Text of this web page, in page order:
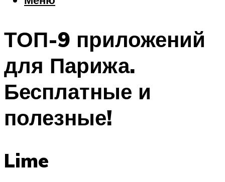
Шоппинг
Что посетить
Меню
ТОП-9 приложений
для Парижа.
Бесплатные и
полезные!
Lime